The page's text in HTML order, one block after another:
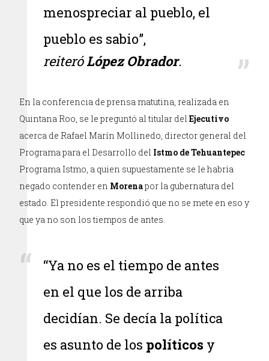
menospreciar al pueblo, el
pueblo es sabio”,
reiteróLópez Obrador.
En la conferencia de prensa matutina, realizada en
Quintana Roo, se le preguntó al titular delEjecutivo
acerca de Rafael Marín Mollinedo, director general del
Programa para el Desarrollo del Istmo de Tehuantepec
Programa Istmo, a quien supuestamente se le habría
negado contender en Morenapor la gubernatura del
estado. El presidente respondió que no se mete en eso y
que ya no son los tiempos de antes.
“Ya no es el tiempo de antes
en el que los de arriba
decidían. Se decía la política
es asunto de los políticos y